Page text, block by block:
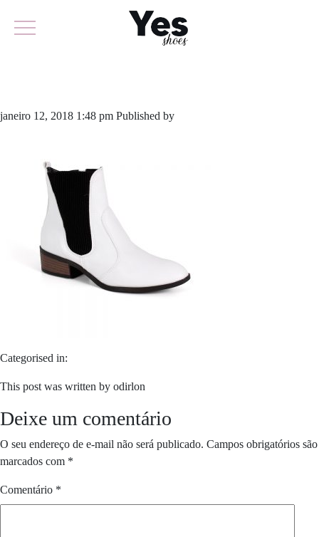
janeiro 12, 2018 1:48 pm Published by
Categorised in:
This post was written by odirlon
Deixe um comentário
O seu endereço de e-mail não será publicado. Campos obrigatórios são
marcados com *
Comentário *